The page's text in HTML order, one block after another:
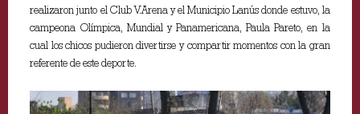
realizaron junto el Club V.Arena y el Municipio Lanús donde estuvo, la
campeona Olímpica, Mundial y Panamericana, Paula Pareto, en la
cual los chicos pudieron divertirse y compartir momentos con la gran
referente de este deporte.